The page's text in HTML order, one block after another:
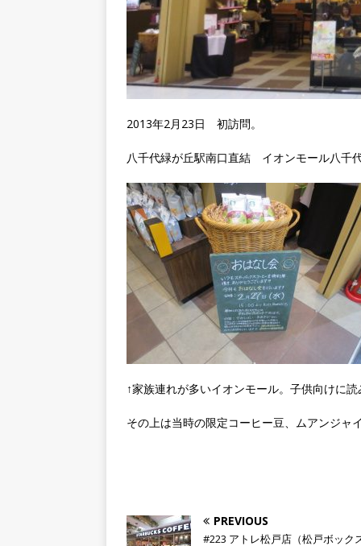
2013年2月23日 初訪問。
八千代緑が丘駅南口直結 イオンモール八千
↑家族連れが多いイオンモール。子供向けに
その上は当時の限定コーヒー豆、ムアンジャ
PREVIOUS
#223 アトレ松戸店（松戸ボック